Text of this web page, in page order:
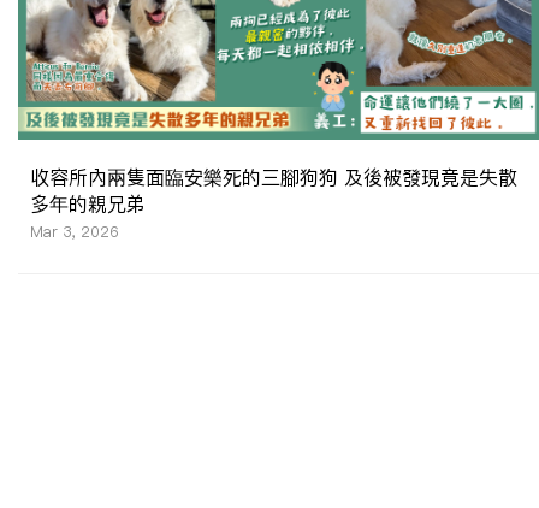
收容所內兩隻面臨安樂死的三腳狗狗 及後被發現竟是失散
多年的親兄弟
Mar 3, 2026